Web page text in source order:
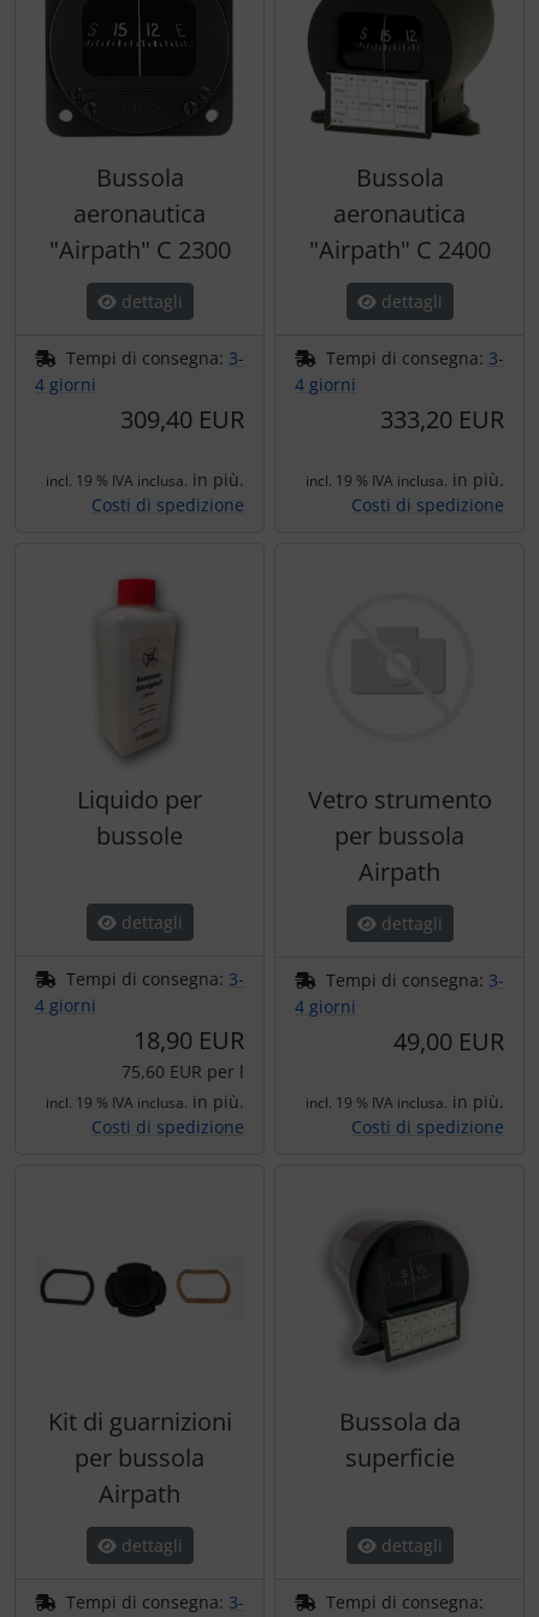
Bussola
aeronautica
"Airpath" C 2300
dettagli
Tempi di consegna: 3-
4 giorni
309,40 EUR
incl. 19 % IVA inclusa. in più.
Costi di spedizione
Bussola
aeronautica
"Airpath" C 2400
dettagli
Tempi di consegna: 3-
4 giorni
333,20 EUR
incl. 19 % IVA inclusa. in più.
Costi di spedizione
Liquido per
bussole
dettagli
Tempi di consegna: 3-
4 giorni
18,90 EUR
75,60 EUR per l
incl. 19 % IVA inclusa. in più.
Costi di spedizione
Vetro strumento
per bussola
Airpath
dettagli
Tempi di consegna: 3-
4 giorni
49,00 EUR
incl. 19 % IVA inclusa. in più.
Costi di spedizione
Kit di guarnizioni
per bussola
Airpath
dettagli
Tempi di consegna: 3-
Bussola da
superficie
dettagli
Tempi di consegna:
Prodotti personalizzati
Rilassamento
Teglia Aviator
Vessilli decorativi
Mappe di rilievo 3D